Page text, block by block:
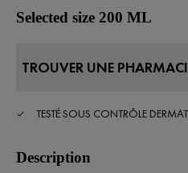
Selected size 200 ML
TROUVER UNE
TESTÉ SOUS CONTRÔLE
Description